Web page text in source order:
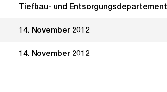
Tiefbau- und Entsorgungsdepartement
14. November 2012
14. November 2012